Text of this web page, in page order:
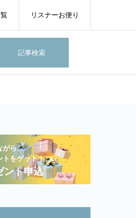
記事検索
リスナーお便り
がら、
トをゲット！
ント申込